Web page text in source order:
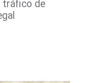
tráfico de